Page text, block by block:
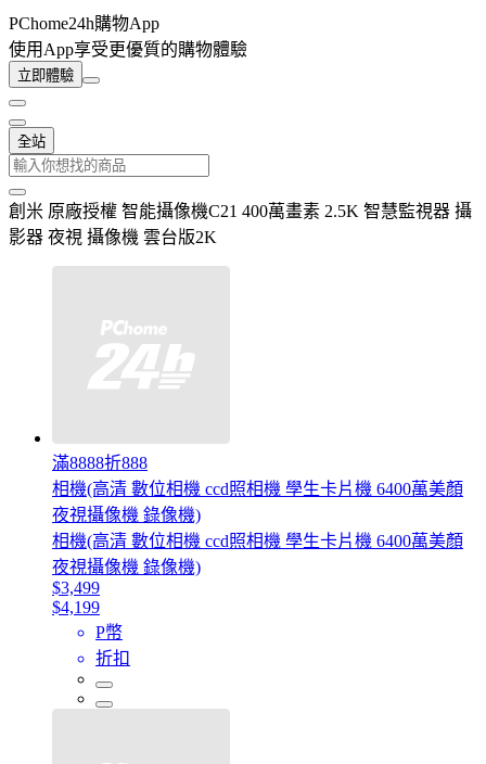
PChome24h購物App
使用App享受更優質的購物體驗
立即體驗
全站
創米 原廠授權 智能攝像機C21 400萬畫素 2.5K 智慧監視器 攝
影器 夜視 攝像機 雲台版2K
滿8888折888
相機(高清 數位相機 ccd照相機 學生卡片機 6400萬美顏
夜視攝像機 錄像機)
相機(高清 數位相機 ccd照相機 學生卡片機 6400萬美顏
夜視攝像機 錄像機)
$3,499
$4,199
P幣
折扣